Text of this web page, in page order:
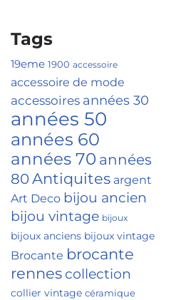
Tags
19eme 1900 accessoire
accessoire de mode
accessoires années 30
années 50
années 60
années 70 années
80Antiquites argent
Art Deco bijou ancien
bijou vintage bijoux
bijoux anciens bijoux vintage
Brocante brocante
rennes collection
collier vintage céramique